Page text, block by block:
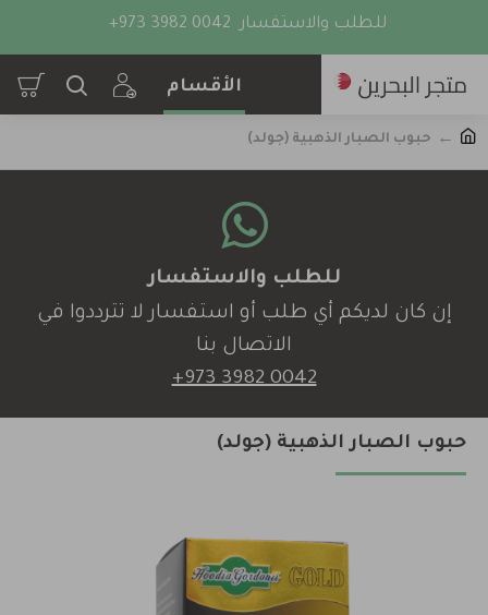
للطلب والاستفسار +973 3982 0042
حبوب الصبار الذهبية (جولد)
للطلب والاستفسار
إن كان لديكم أي طلب أو استفسار لا تترددوا في
الاتصال بنا
+973 3982 0042
حبوب الصبار الذهبية (جولد)